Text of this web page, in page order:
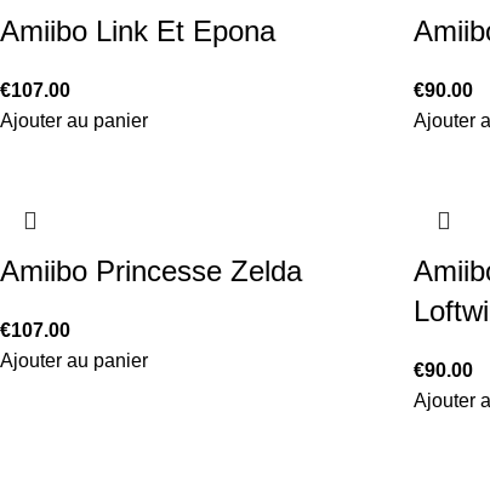
Amiibo Link Et Epona
€107.00
Ajouter au panier
€90.00
Ajouter
Amiibo Princesse Zelda
€107.00
Ajouter au panier
€90.00
Ajouter